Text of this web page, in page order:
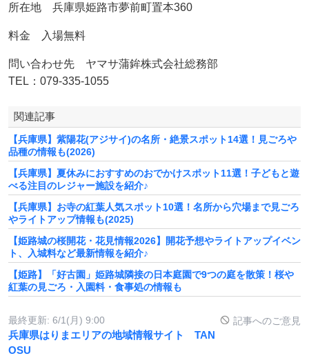
所在地 兵庫県姫路市夢前町置本360
料金 入場無料
問い合わせ先 ヤマサ蒲鉾株式会社総務部
TEL：079-335-1055
関連記事
【兵庫県】紫陽花(アジサイ)の名所・絶景スポット14選！見ごろや
品種の情報も(2026)
【兵庫県】夏休みにおすすめのおでかけスポット11選！子どもと遊
べる注目のレジャー施設を紹介♪
【兵庫県】お寺の紅葉人気スポット10選！名所から穴場まで見ごろ
やライトアップ情報も(2025)
【姫路城の桜開花・花見情報2026】開花予想やライトアップイベン
ト、入城料など最新情報を紹介♪
【姫路】「好古園」姫路城隣接の日本庭園で9つの庭を散策！桜や
紅葉の見ごろ・入園料・食事処の情報も
最終更新: 6/1(月) 9:00 記事へのご意見
兵庫県はりまエリアの地域情報サイト TAN
OSU